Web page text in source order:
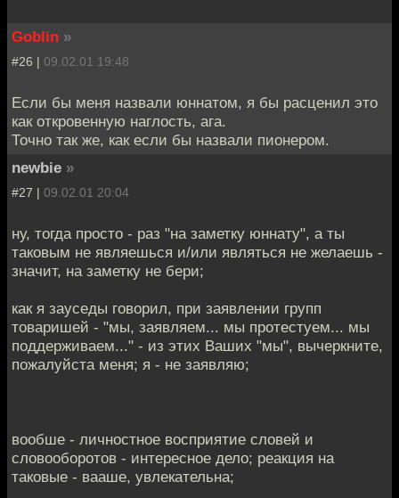
Goblin »
#26 | 09.02.01 19:48
Если бы меня назвали юннатом, я бы расценил это
как откровенную наглость, ага.
Точно так же, как если бы назвали пионером.
newbie »
#27 | 09.02.01 20:04
ну, тогда просто - раз "на заметку юннату", а ты
таковым не являешься и/или являться не желаешь -
значит, на заметку не бери;
как я зауседы говорил, при заявлении групп
товаришей - "мы, заявляем... мы протестуем... мы
поддерживаем..." - из этих Ваших "мы", вычеркните,
пожалуйста меня; я - не заявляю;
вообше - личностное восприятие словей и
словооборотов - интересное дело; реакция на
таковые - вааше, увлекательна;